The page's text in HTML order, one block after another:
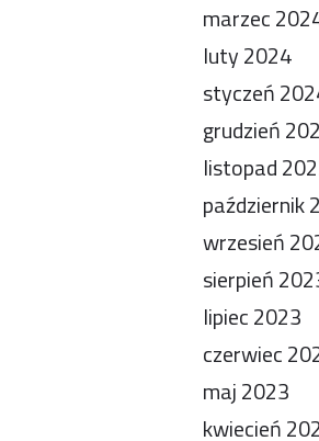
marzec
luty 2024
styczeń
grudzień
listopad
październik
wrzesień
sierpień
lipiec 2023
czerwiec
maj 2023
kwiecień